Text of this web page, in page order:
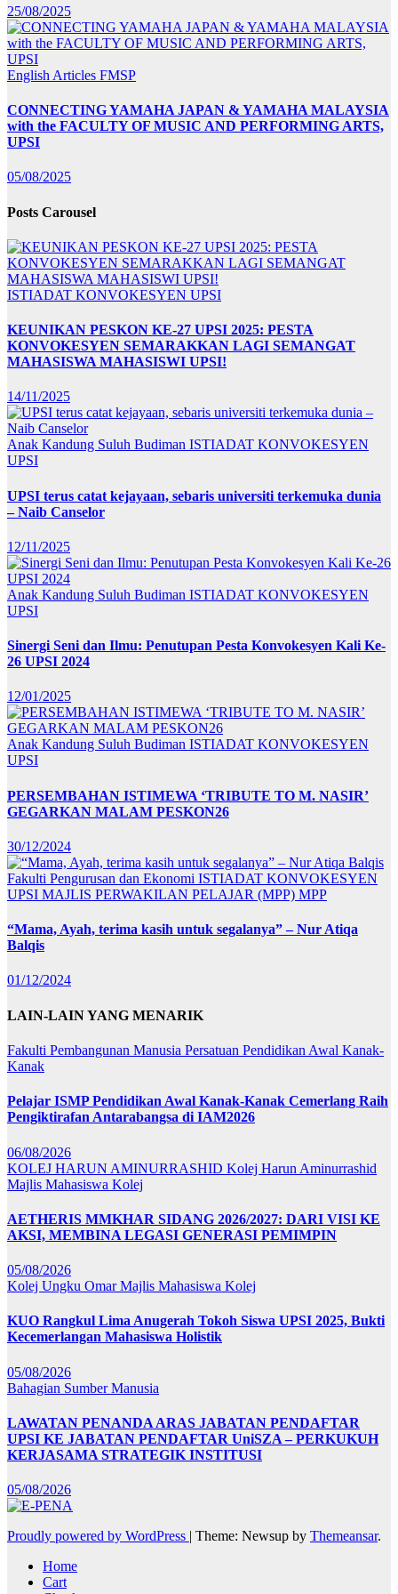
25/08/2025
English Articles FMSP
CONNECTING YAMAHA JAPAN & YAMAHA MALAYSIA
with the FACULTY OF MUSIC AND PERFORMING ARTS,
UPSI
05/08/2025
Posts Carousel
ISTIADAT KONVOKESYEN UPSI
KEUNIKAN PESKON KE-27 UPSI 2025: PESTA
KONVOKESYEN SEMARAKKAN LAGI SEMANGAT
MAHASISWA MAHASISWI UPSI!
14/11/2025
Anak Kandung Suluh Budiman ISTIADAT KONVOKESYEN
UPSI
UPSI terus catat kejayaan, sebaris universiti terkemuka dunia
– Naib Canselor
12/11/2025
Anak Kandung Suluh Budiman ISTIADAT KONVOKESYEN
UPSI
Sinergi Seni dan Ilmu: Penutupan Pesta Konvokesyen Kali Ke-
26 UPSI 2024
12/01/2025
Anak Kandung Suluh Budiman ISTIADAT KONVOKESYEN
UPSI
PERSEMBAHAN ISTIMEWA ‘TRIBUTE TO M. NASIR’
GEGARKAN MALAM PESKON26
30/12/2024
Fakulti Pengurusan dan Ekonomi ISTIADAT KONVOKESYEN
UPSI MAJLIS PERWAKILAN PELAJAR (MPP) MPP
“Mama, Ayah, terima kasih untuk segalanya” – Nur Atiqa
Balqis
01/12/2024
LAIN-LAIN YANG MENARIK
Fakulti Pembangunan Manusia Persatuan Pendidikan Awal Kanak-
Kanak
Pelajar ISMP Pendidikan Awal Kanak-Kanak Cemerlang Raih
Pengiktirafan Antarabangsa di IAM2026
06/08/2026
KOLEJ HARUN AMINURRASHID Kolej Harun Aminurrashid
Majlis Mahasiswa Kolej
AETHERIS MMKHAR SIDANG 2026/2027: DARI VISI KE
AKSI, MEMBINA LEGASI GENERASI PEMIMPIN
05/08/2026
Kolej Ungku OmarMajlis Mahasiswa Kolej
KUO Rangkul Lima Anugerah Tokoh Siswa UPSI 2025, Bukti
Kecemerlangan Mahasiswa Holistik
05/08/2026
Bahagian Sumber Manusia
LAWATAN PENANDA ARAS JABATAN PENDAFTAR
UPSI KE JABATAN PENDAFTAR UniSZA – PERKUKUH
KERJASAMA STRATEGIK INSTITUSI
05/08/2026
Proudly powered by WordPress | Theme: Newsup by Themeansar.
Home
Cart